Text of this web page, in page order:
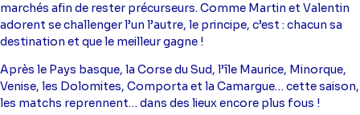
marchés afin de rester précurseurs. Comme Martin et Valentin
adorent se challenger l’un l’autre, le principe, c’est : chacun sa
destination et que le meilleur gagne !
Après le Pays basque, la Corse du Sud, l’île Maurice, Minorque,
Venise, les Dolomites, Comporta et la Camargue… cette saison,
les matchs reprennent… dans des lieux encore plus fous !